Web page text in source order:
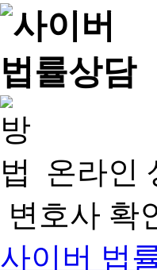
온라인
변호사 확
사이버 법